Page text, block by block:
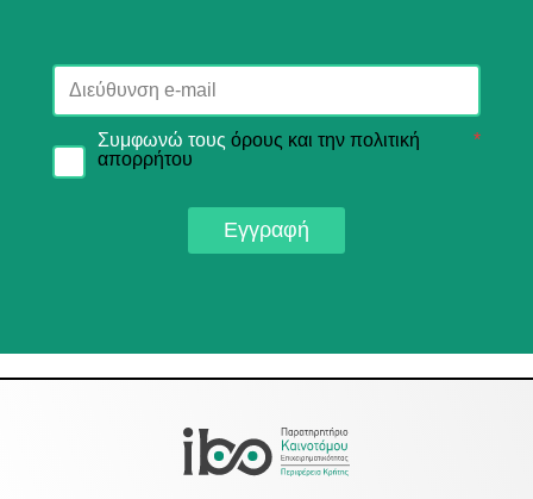
Συμφωνώ τους όρους και την πολιτική
απορρήτου
*
Εγγραφή